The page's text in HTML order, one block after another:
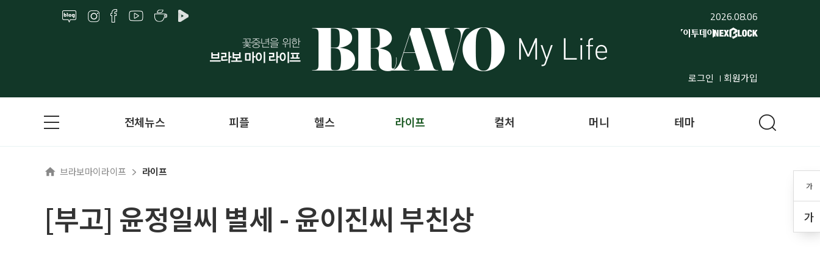
2026.08.06
로그인 회원가입
가
가
전체뉴스 피플 헬스 라이프 컬처 머니 테마
브라보마이라이프 라이프
[부고] 윤정일씨 별세 - 윤이진씨 부친상